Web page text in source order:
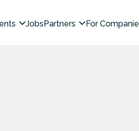
JobsPartners For